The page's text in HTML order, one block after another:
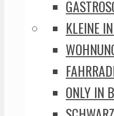
KLEINE
ONLY IN